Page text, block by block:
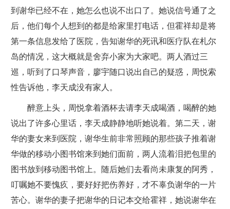
到谢华已经不在，她怎么也说不出口了。她说信号通了之
后，他们每个人想到的都是给家里打电话，但霍祥却是将
第一条信息发给了医院，告知谢华的死讯和医疗队在札尔
岛的情况，这大概就是舍弃小家为大家吧。两人酒过三
巡，听到了口琴声音，廖宇随口说出自己的疑惑，周悦索
性告诉他，李天成没有家人。
醉意上头，周悦拿着酒杯去请李天成喝酒，喝醉的她
说出了许多心里话，李天成静静地听她说着。第二天，谢
华的妻女来到医院，谢华生前非常照顾的那些孩子推着谢
华做的移动小图书馆来到她们面前，两人流着泪把包里的
图书放到移动图书馆上。随后她们去看尚未康复的阿秀，
叮嘱她不要愧疚，要好好把伤养好，才不辜负谢华的一片
苦心。谢华的妻子把谢华的日记本交给霍祥，她说谢华在